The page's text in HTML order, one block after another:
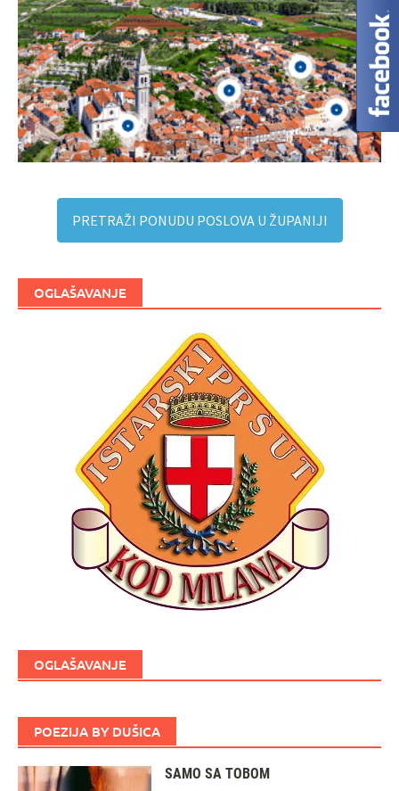
PRETRAŽI PONUDU POSLOVA U ŽUPANIJI
OGLAŠAVANJE
OGLAŠAVANJE
POEZIJA BY DUŠICA
SAMO SA TOBOM